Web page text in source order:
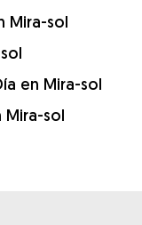
Mira-sol
en Mira-sol
Mira-sol